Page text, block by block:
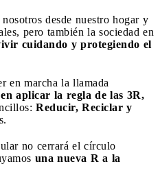
desde nuestro hogar y
pero también la sociedad en
cuidando y protegiendo el
en marcha la llamada
aplicar la regla de las 3R,
Reducir, Reciclar y
no cerrará el círculo
una nueva R a la